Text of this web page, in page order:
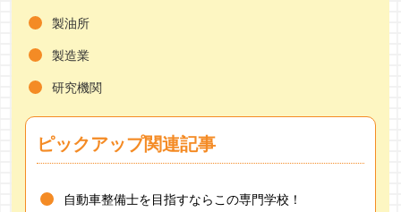
製油所
製造業
研究機関
ピックアップ関連記事
自動車整備士を目指すならこの専門学校！